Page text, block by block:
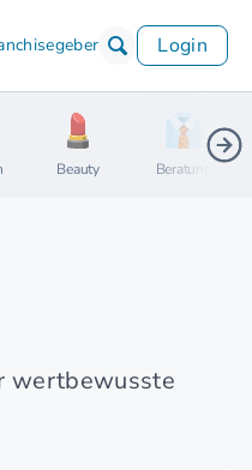
Login
Beauty Beratung
wertbewusste